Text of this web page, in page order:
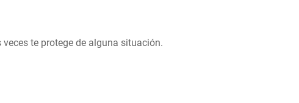
te protege de alguna situación.